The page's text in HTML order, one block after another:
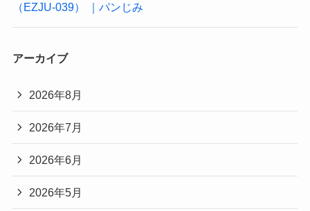
（EZJU-039） ｜パンじみ
アーカイブ
2026年8月
2026年7月
2026年6月
2026年5月